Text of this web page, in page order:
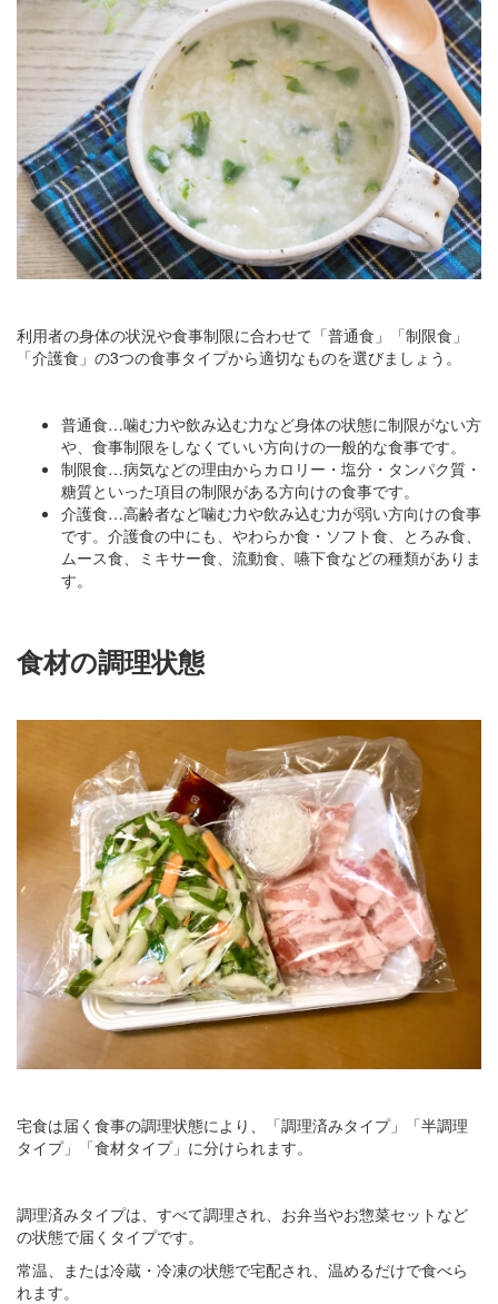
利用者の身体の状況や食事制限に合わせて「普通食」「制限食」
「介護食」の3つの食事タイプから適切なものを選びましょう。
普通食…噛む力や飲み込む力など身体の状態に制限がない方
や、食事制限をしなくていい方向けの一般的な食事です。
制限食…病気などの理由からカロリー・塩分・タンパク質・
糖質といった項目の制限がある方向けの食事です。
介護食…高齢者など噛む力や飲み込む力が弱い方向けの食事
です。介護食の中にも、やわらか食・ソフト食、とろみ食、
ムース食、ミキサー食、流動食、嚥下食などの種類がありま
す。
食材の調理状態
宅食は届く食事の調理状態により、「調理済みタイプ」「半調理
タイプ」「食材タイプ」に分けられます。
調理済みタイプは、すべて調理され、お弁当やお惣菜セットなど
の状態で届くタイプです。
常温、または冷蔵・冷凍の状態で宅配され、温めるだけで食べら
れます。